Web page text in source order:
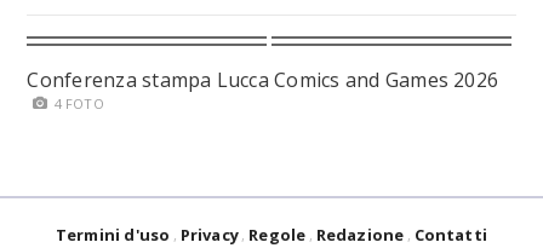
Conferenza stampa Lucca Comics and Games 2026
4 FOTO
Termini d'uso Privacy Regole Redazione Contatti